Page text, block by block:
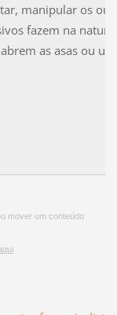
manipular os
fazem na
as asas ou
mover um conteúdo